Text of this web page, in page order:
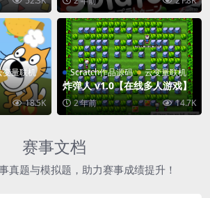
变量联机
18.5K
Scratch作品源码 云变量联机
炸弹人 v1.0【在线多人游戏】
2 年前 14.7K
赛事文档
真题与模拟题，助力赛事成绩提升！